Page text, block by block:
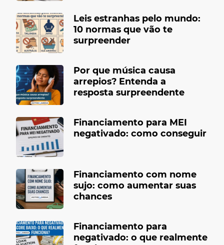
Leis estranhas pelo mundo:
10 normas que vão te
surpreender
Por que música causa
arrepios? Entenda a
resposta surpreendente
Financiamento para MEI
negativado: como conseguir
Financiamento com nome
sujo: como aumentar suas
chances
Financiamento para
negativado: o que realmente